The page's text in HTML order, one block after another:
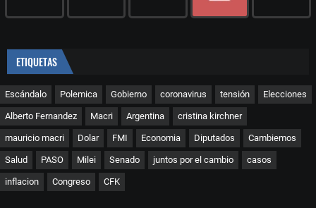
ETIQUETAS
Escándalo Polemica Gobierno coronavirus tensión Elecciones
Alberto Fernandez Macri Argentina cristina kirchner
mauricio macri Dolar FMI Economia Diputados Cambiemos
Salud PASO Milei Senado juntos por el cambio casos
inflacion Congreso CFK